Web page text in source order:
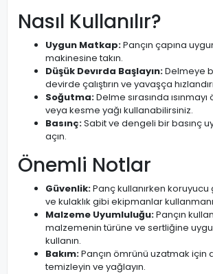
Nasıl Kullanılır?
Uygun Matkap:Pançın çapına
makinesine takın.
Düşük Devırda Başlayın:Delmeye
devirde çalıştırın ve yavaşça
Soğutma:Delme sırasında
veya kesme yağı kullanabilirsiniz.
Basınç:Sabit ve dengeli bir basınç
açın.
Önemli Notlar
Güvenlik:Panç kullanırken
ve kulaklık gibi ekipmanlar
Malzeme Uyumluluğu:Pançın
malzemenin türüne ve sertliğine
kullanın.
Bakım:Pançın ömrünü uzatmak için
temizleyin ve yağlayın.